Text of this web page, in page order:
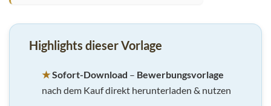
Highlights dieser Vorlage
★Sofort-Download – Bewerbungsvorlage
nach dem Kauf direkt herunterladen & nutzen